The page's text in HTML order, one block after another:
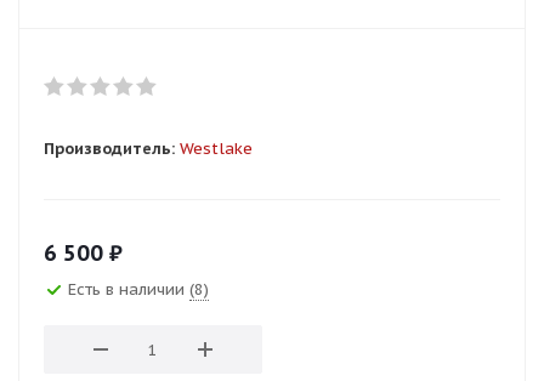
Производитель: Westlake
6 500 ₽
Есть в наличии (8)